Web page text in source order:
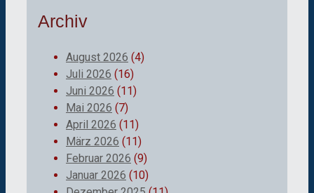
Archiv
August 2026 (4)
Juli 2026 (16)
Juni 2026 (11)
Mai 2026 (7)
April 2026 (11)
März 2026 (11)
Februar 2026 (9)
Januar 2026 (10)